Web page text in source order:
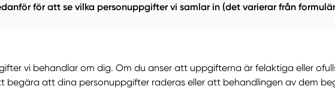
för att se vilka personuppgifter vi samlar in (det varierar från
vi behandlar om dig. Om du anser att uppgifterna är felaktiga eller
att dina personuppgifter raderas eller att behandlingen av dem